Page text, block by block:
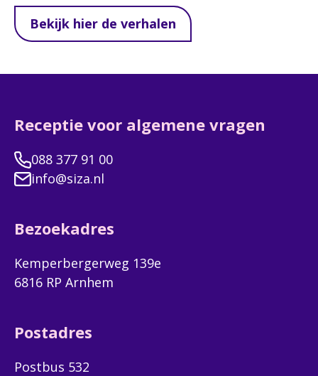
Bekijk hier de verhalen
Receptie voor algemene vragen
088 377 91 00
info@siza.nl
Bezoekadres
Kemperbergerweg 139e
6816 RP Arnhem
Postadres
Postbus 532